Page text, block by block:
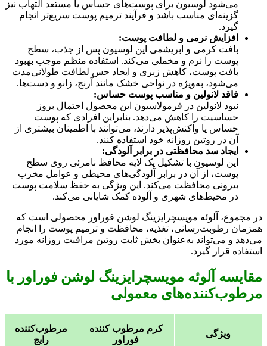
می‌شود لوسیون برای پوست‌های حساس یا مستعد التهاب نیز
گزینه‌ای مناسب باشد و فرآیند ترمیم پوست سریع‌تر انجام
گیرد.
افزایش نرمی و لطافت پوست:
بافت کرمی و ابریشمی این لوسیون پس از جذب، سطح
پوست را نرم و مخملی می‌کند. استفاده منظم موجب بهبود
بافت پوست، کاهش زبری و ایجاد حس لطافت طولانی‌مدت
می‌شود، به‌ویژه در نواحی خشک مانند آرنج، زانو و دست‌ها.
فاقد لانولین و مناسب پوست حساس:
نبود لانولین در فرمولاسیون این محصول احتمال بروز
حساسیت را کاهش می‌دهد. بنابراین افرادی که پوست
حساس یا واکنش‌پذیر دارند، می‌توانند با اطمینان بیشتری از
آن در روتین روزانه خود استفاده کنند.
ایجاد سد محافظتی در برابر آلودگی:
این لوسیون با تشکیل یک لایه محافظ نامرئی روی سطح
پوست، از آن در برابر آلودگی‌های محیطی و عوامل مخرب
بیرونی محافظت می‌کند. این ویژگی به حفظ سلامت پوست
در محیط‌های شهری و آلوده کمک شایانی می‌کند.
در مجموع، آلوئه مویسچرایزینگ لوشن فوراور محصولی است که
همزمان رطوبت‌رسانی، تغذیه، محافظت و ترمیم پوست را انجام
می‌دهد و می‌تواند به‌عنوان بخش ثابت روتین مراقبت روزانه مورد
استفاده قرار گیرد.
مقایسه آلوئه مویسچرایزینگ لوشن فوراور با
مرطوب‌کننده‌های معمولی
ویژگی
کرم مرطوب کننده
فوراور
مرطوب‌کننده
رایج